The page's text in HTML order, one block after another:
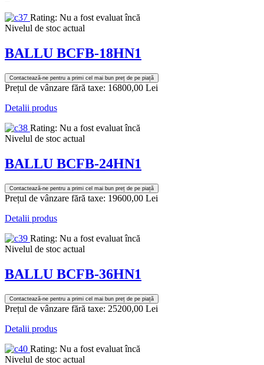
Rating: Nu a fost evaluat încă
Nivelul de stoc actual
BALLU BCFB-18HN1
Contactează-ne pentru a primi cel mai bun preț de pe piață
Prețul de vânzare fără taxe: 16800,00 Lei
Detalii produs
Rating: Nu a fost evaluat încă
Nivelul de stoc actual
BALLU BCFB-24HN1
Contactează-ne pentru a primi cel mai bun preț de pe piață
Prețul de vânzare fără taxe: 19600,00 Lei
Detalii produs
Rating: Nu a fost evaluat încă
Nivelul de stoc actual
BALLU BCFB-36HN1
Contactează-ne pentru a primi cel mai bun preț de pe piață
Prețul de vânzare fără taxe: 25200,00 Lei
Detalii produs
Rating: Nu a fost evaluat încă
Nivelul de stoc actual